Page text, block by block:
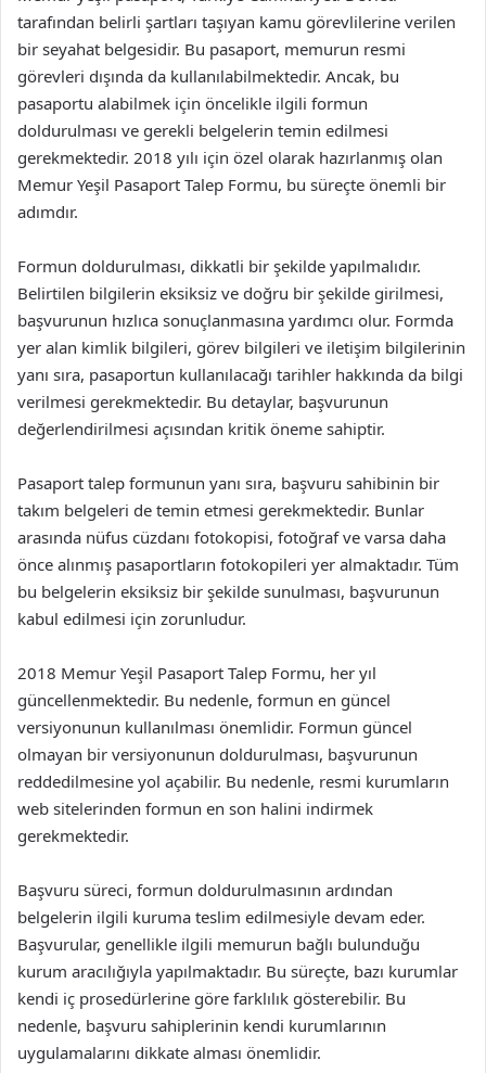
tarafından belirli şartları taşıyan kamu görevlilerine verilen
bir seyahat belgesidir. Bu pasaport, memurun resmi
görevleri dışında da kullanılabilmektedir. Ancak, bu
pasaportu alabilmek için öncelikle ilgili formun
doldurulması ve gerekli belgelerin temin edilmesi
gerekmektedir. 2018 yılı için özel olarak hazırlanmış olan
Memur Yeşil Pasaport Talep Formu, bu süreçte önemli bir
adımdır.
Formun doldurulması, dikkatli bir şekilde yapılmalıdır.
Belirtilen bilgilerin eksiksiz ve doğru bir şekilde girilmesi,
başvurunun hızlıca sonuçlanmasına yardımcı olur. Formda
yer alan kimlik bilgileri, görev bilgileri ve iletişim bilgilerinin
yanı sıra, pasaportun kullanılacağı tarihler hakkında da bilgi
verilmesi gerekmektedir. Bu detaylar, başvurunun
değerlendirilmesi açısından kritik öneme sahiptir.
Pasaport talep formunun yanı sıra, başvuru sahibinin bir
takım belgeleri de temin etmesi gerekmektedir. Bunlar
arasında nüfus cüzdanı fotokopisi, fotoğraf ve varsa daha
önce alınmış pasaportların fotokopileri yer almaktadır. Tüm
bu belgelerin eksiksiz bir şekilde sunulması, başvurunun
kabul edilmesi için zorunludur.
2018 Memur Yeşil Pasaport Talep Formu, her yıl
güncellenmektedir. Bu nedenle, formun en güncel
versiyonunun kullanılması önemlidir. Formun güncel
olmayan bir versiyonunun doldurulması, başvurunun
reddedilmesine yol açabilir. Bu nedenle, resmi kurumların
web sitelerinden formun en son halini indirmek
gerekmektedir.
Başvuru süreci, formun doldurulmasının ardından
belgelerin ilgili kuruma teslim edilmesiyle devam eder.
Başvurular, genellikle ilgili memurun bağlı bulunduğu
kurum aracılığıyla yapılmaktadır. Bu süreçte, bazı kurumlar
kendi iç prosedürlerine göre farklılık gösterebilir. Bu
nedenle, başvuru sahiplerinin kendi kurumlarının
uygulamalarını dikkate alması önemlidir.